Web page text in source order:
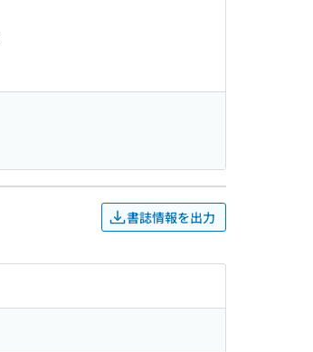
書誌情報を出力